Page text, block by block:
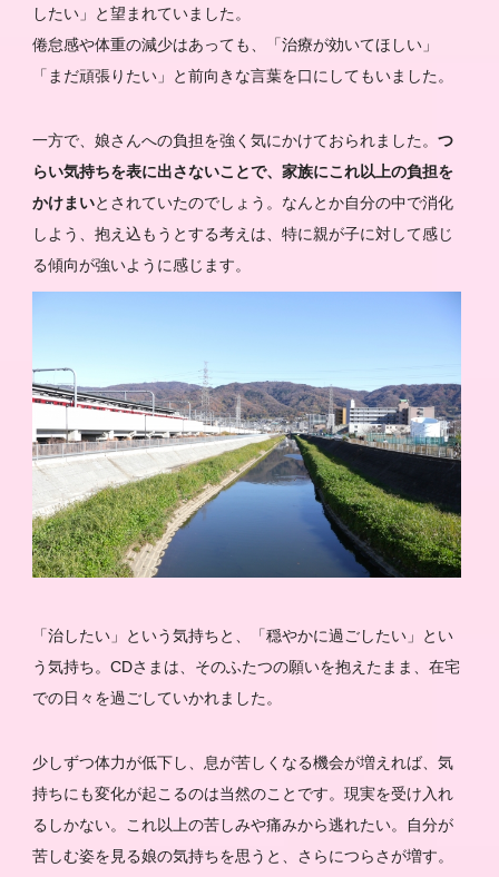
したい」と望まれていました。
倦怠感や体重の減少はあっても、「治療が効いてほしい」
「まだ頑張りたい」と前向きな言葉を口にしてもいました。
一方で、娘さんへの負担を強く気にかけておられました。 つ
らい気持ちを表に出さないことで、家族にこれ以上の負担を
かけまいとされていたのでしょう。なんとか自分の中で消化
しよう、抱え込もうとする考えは、特に親が子に対して感じ
る傾向が強いように感じます。
「治したい」という気持ちと、「穏やかに過ごしたい」とい
う気持ち。CDさまは、そのふたつの願いを抱えたまま、在宅
での日々を過ごしていかれました。
少しずつ体力が低下し、息が苦しくなる機会が増えれば、気
持ちにも変化が起こるのは当然のことです。現実を受け入れ
るしかない。これ以上の苦しみや痛みから逃れたい。自分が
苦しむ姿を見る娘の気持ちを思うと、さらにつらさが増す。